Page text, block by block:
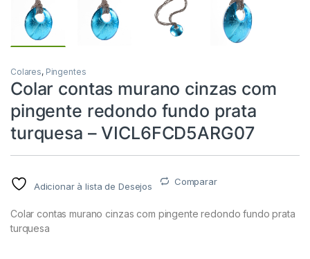
Colares, Pingentes
Colar contas murano cinzas com
pingente redondo fundo prata
turquesa – VICL6FCD5ARG07
Adicionar à lista de Desejos Comparar
Colar contas murano cinzas com pingente redondo fundo prata
turquesa